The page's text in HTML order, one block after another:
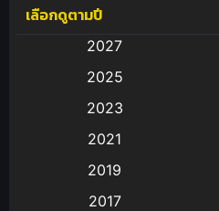
Anal (ประตูหลัง)
Animation การ์ตูน
Animation อนิเมะ
เลือกดูตามปี
2027
2025
2023
2021
2019
2017